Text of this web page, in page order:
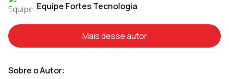
Equipe Fortes Tecnologia
Mais desse autor
Sobre o Autor: